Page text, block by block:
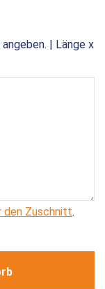
| Länge x
den Zuschnitt.